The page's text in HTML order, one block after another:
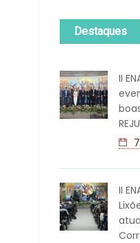
Destaques
II
II